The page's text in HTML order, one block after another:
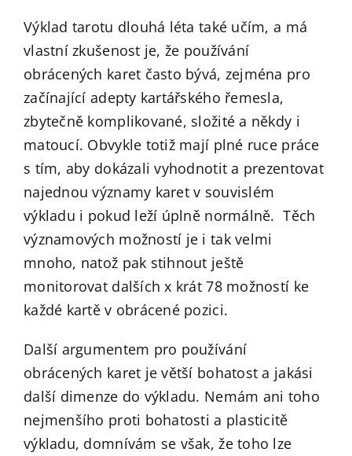
Výklad tarotu dlouhá léta také učím, a má
vlastní zkušenost je, že používání
obrácených karet často bývá, zejména pro
začínající adepty kartářského řemesla,
zbytečně komplikované, složité a někdy i
matoucí. Obvykle totiž mají plné ruce práce
s tím, aby dokázali vyhodnotit a prezentovat
najednou významy karet v souvislém
výkladu i pokud leží úplně normálně. Těch
významových možností je i tak velmi
mnoho, natož pak stihnout ještě
monitorovat dalších x krát 78 možností ke
každé kartě v obrácené pozici.
Další argumentem pro používání
obrácených karet je větší bohatost a jakási
další dimenze do výkladu. Nemám ani toho
nejmenšího proti bohatosti a plasticitě
výkladu, domnívám se však, že toho lze